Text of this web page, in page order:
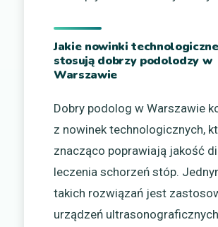
Jakie nowinki technologiczne
stosują dobrzy podolodzy w
Warszawie
Dobry podolog w Warszawie
z nowinek technologicznych,
znacząco poprawiają jakość
leczenia schorzeń stóp.
takich rozwiązań jest
urządzeń